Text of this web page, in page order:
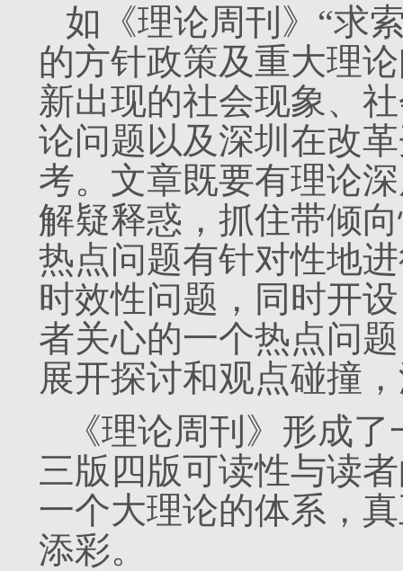
如《理论周刊》“求
的方针政策及重大理
新出现的社会现象、
论问题以及深圳在改
考。文章既要有理论
解疑释惑，抓住带倾
热点问题有针对性地
时效性问题，同时开
者关心的一个热点问
展开探讨和观点碰撞
《理论周刊》形成
三版四版可读性与读
一个大理论的体系，
添彩。